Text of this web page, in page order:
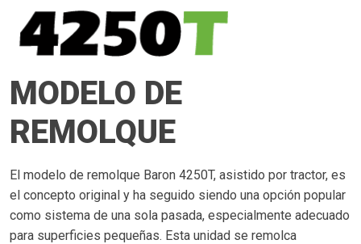
MODELO DE
REMOLQUE
El modelo de remolque Baron 4250T, asistido por tractor, es
el concepto original y ha seguido siendo una opción popular
como sistema de una sola pasada, especialmente adecuado
para superficies pequeñas. Esta unidad se remolca